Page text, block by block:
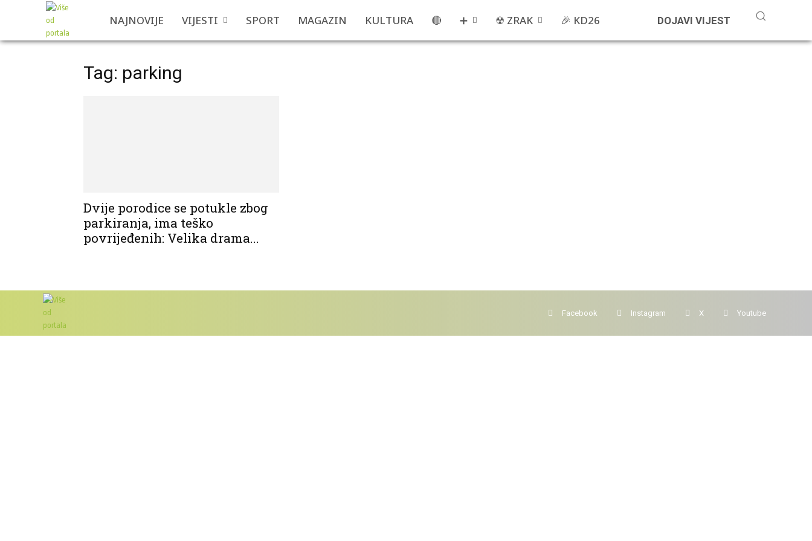
NAJNOVIJE VIJESTI SPORT MAGAZIN KULTURA 🔴 ➕ ☢ ZRAK 🎉 KD26 DOJAVI VIJEST
Tag: parking
Dvije porodice se potukle zbog
parkiranja, ima teško
povrijeđenih: Velika drama...
Facebook Instagram X Youtube